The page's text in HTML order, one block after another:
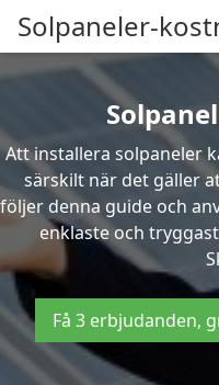
Solpaneler-
Att installera solpaneler
särskilt när det gäller
följer denna guide och
enklaste och
Få 3 erbjudanden,